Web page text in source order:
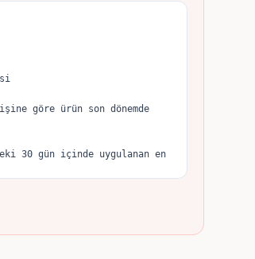
göre ürün son dönemde
30 gün içinde uygulanan en